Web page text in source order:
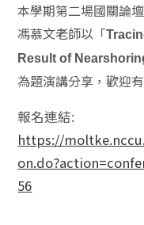
本學期第二場國關論
馮慕文老師以「
Result of
為題演講分享，歡迎
報名連結:
https://
56